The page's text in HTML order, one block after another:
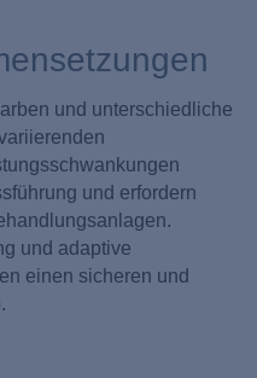
und unterschiedliche
und erfordern
und adaptive
einen sicheren und